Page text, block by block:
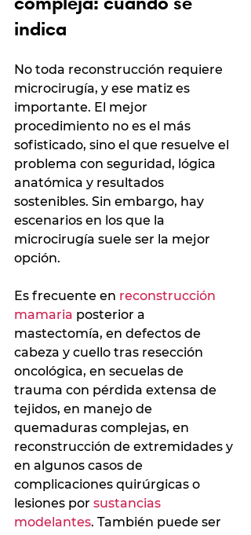
indica
No toda reconstrucción requiere
microcirugía, y ese matiz es
importante. El mejor
procedimiento no es el más
sofisticado, sino el que resuelve el
problema con seguridad, lógica
anatómica y resultados
sostenibles. Sin embargo, hay
escenarios en los que la
microcirugía suele ser la mejor
opción.
Es frecuente en reconstrucción
mamaria posterior a
mastectomía, en defectos de
cabeza y cuello tras resección
oncológica, en secuelas de
trauma con pérdida extensa de
tejidos, en manejo de
quemaduras complejas, en
reconstrucción de extremidades y
en algunos casos de
complicaciones quirúrgicas o
lesiones por sustancias
modelantes. También puede ser